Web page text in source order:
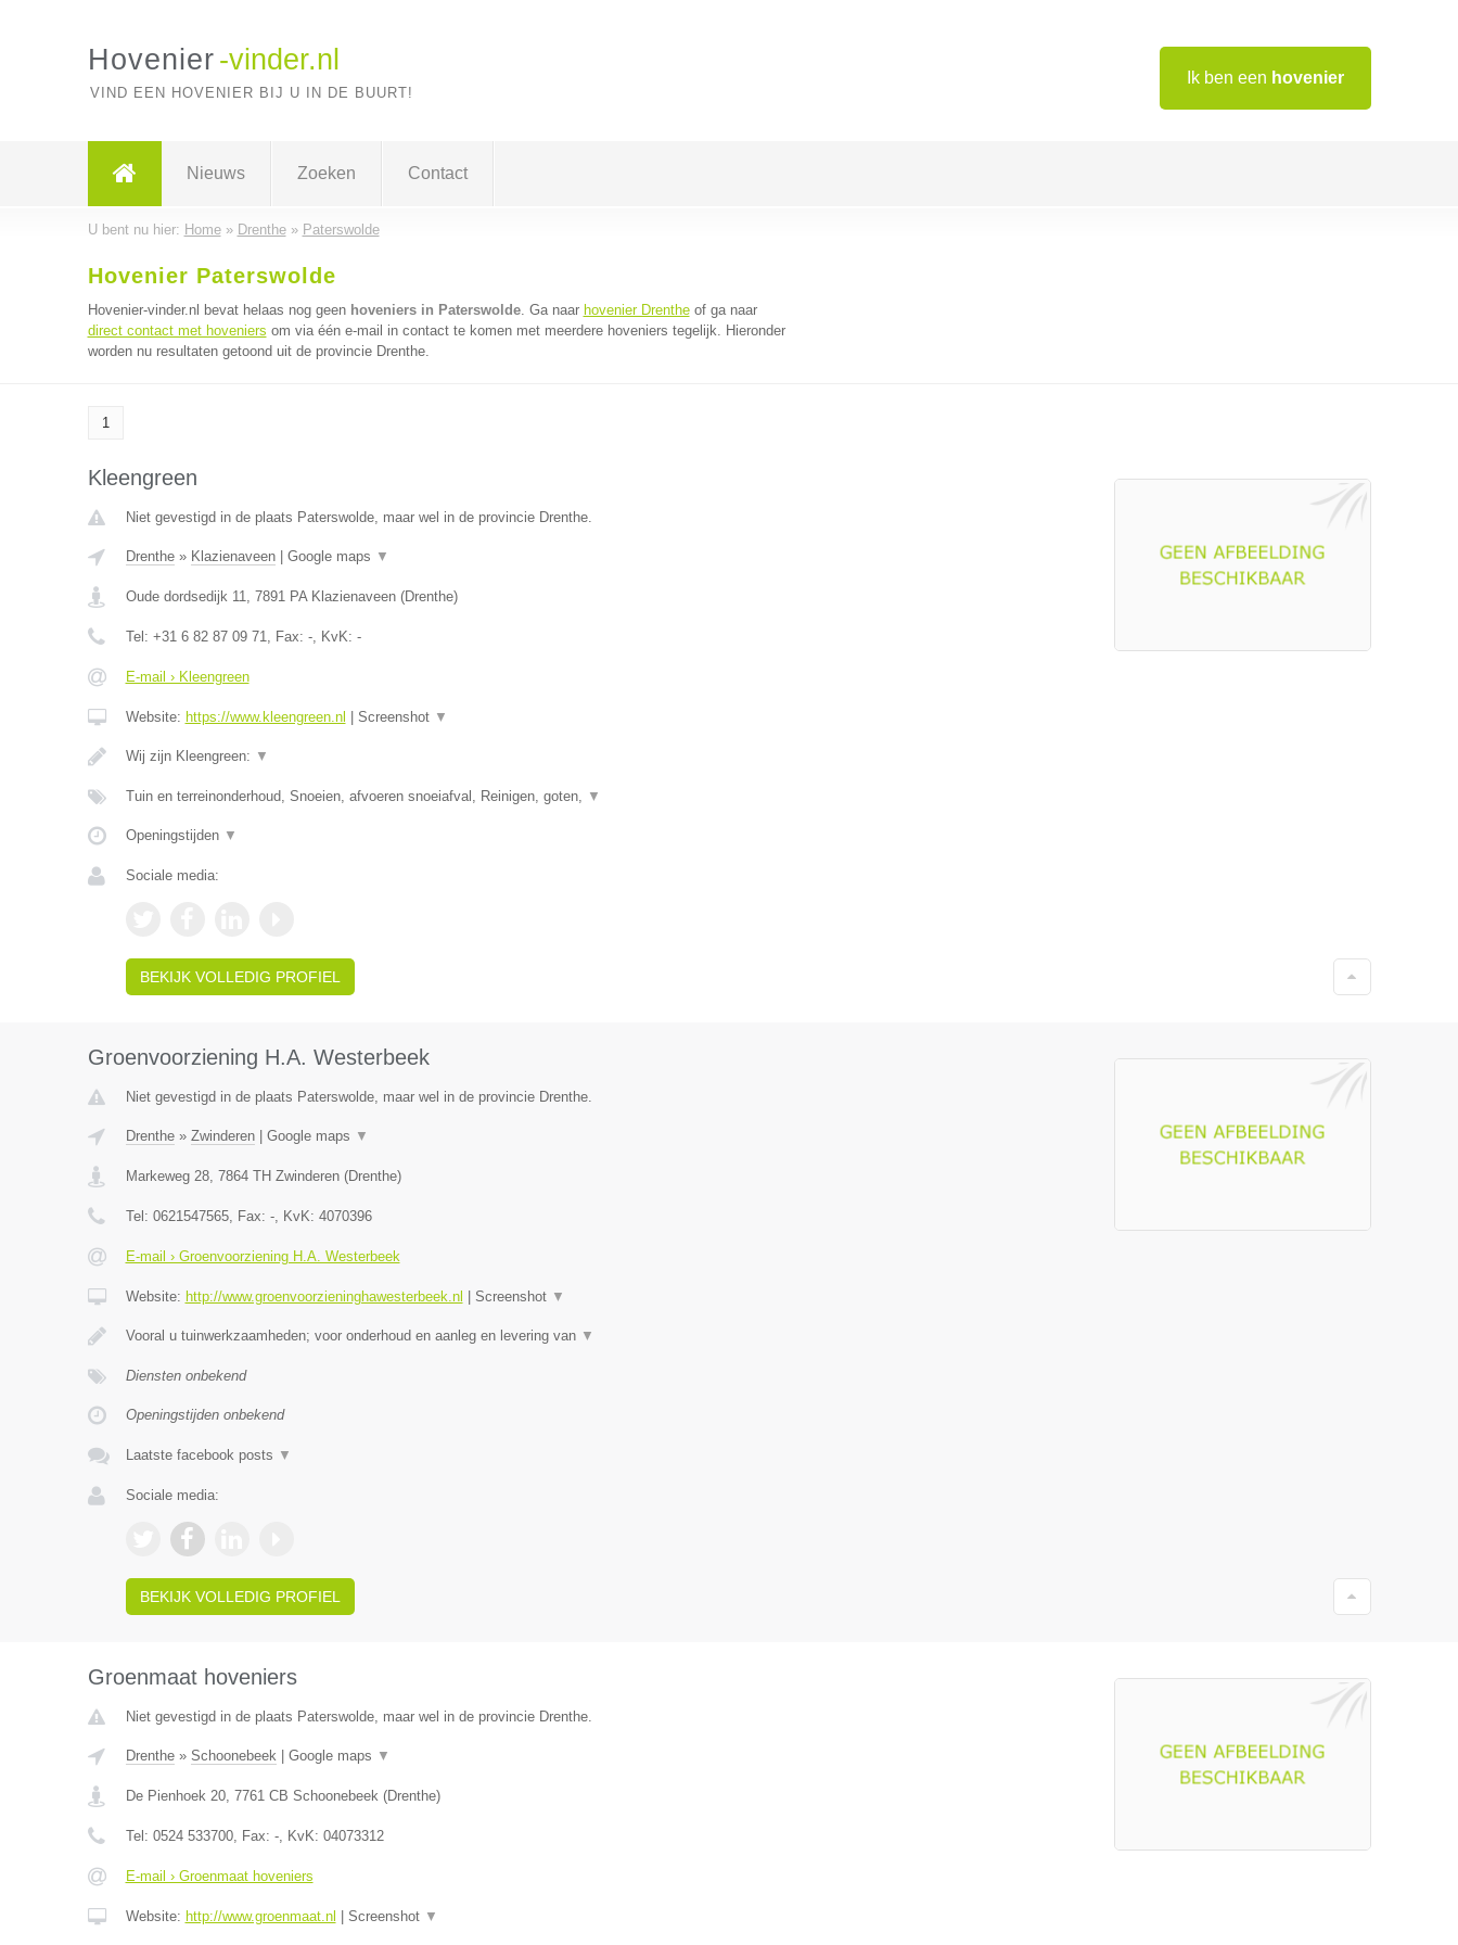
Ik ben een hovenier
Hovenier -vinder.nl
VIND EEN HOVENIER BIJ U IN DE BUURT!
Nieuws Zoeken Contact
U bent nu hier: Home» Drenthe» Paterswolde
Hovenier Paterswolde
Hovenier-vinder.nl bevat helaas nog geen hoveniers in Paterswolde. Ga naar hovenier Drentheof ga naar
direct contact met hoveniers om via één e-mail in contact te komen met meerdere hoveniers tegelijk. Hieronder
worden nu resultaten getoond uit de provincie Drenthe.
1
Kleengreen
Niet gevestigd in de plaats Paterswolde, maar wel in de provincie Drenthe.
Drenthe» Klazienaveen| Google maps ▼
Oude dordsedijk 11, 7891 PA Klazienaveen(Drenthe)
Tel: +31 6 82 87 09 71, Fax: -, KvK: -
E-mail › Kleengreen
Website: https://www.kleengreen.nl Screenshot ▼
Wij zijn Kleengreen: ▼
Tuin en terreinonderhoud, Snoeien, afvoeren snoeiafval, Reinigen, goten, ▼
Openingstijden ▼
Sociale media:
BEKIJK VOLLEDIG PROFIEL
Groenvoorziening H.A. Westerbeek
Niet gevestigd in de plaats Paterswolde, maar wel in de provincie Drenthe.
Drenthe» Zwinderen| Google maps ▼
Markeweg 28, 7864 TH Zwinderen(Drenthe)
Tel: 0621547565, Fax: -, KvK: 4070396
E-mail › Groenvoorziening H.A. Westerbeek
Website: http://www.groenvoorzieninghawesterbeek.nl Screenshot ▼
Vooral u tuinwerkzaamheden; voor onderhoud en aanleg en levering van ▼
Diensten onbekend
Openingstijden onbekend
Laatste facebook posts ▼
Sociale media:
BEKIJK VOLLEDIG PROFIEL
Groenmaat hoveniers
Niet gevestigd in de plaats Paterswolde, maar wel in de provincie Drenthe.
Drenthe» Schoonebeek| Google maps ▼
De Pienhoek 20, 7761 CB Schoonebeek(Drenthe)
Tel: 0524 533700, Fax: -, KvK: 04073312
E-mail › Groenmaat hoveniers
Website: http://www.groenmaat.nl Screenshot ▼